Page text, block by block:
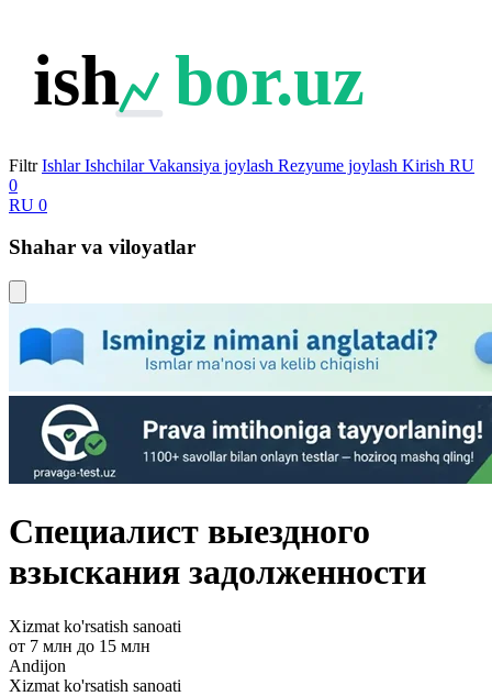
ish bor.uz
Filtr Ishlar Ishchilar Vakansiya joylash Rezyume joylash Kirish RU
0
RU 0
Shahar va viloyatlar
Специалист выездного
взыскания задолженности
Xizmat ko'rsatish sanoati
от 7 млн до 15 млн
Andijon
Xizmat ko'rsatish sanoati